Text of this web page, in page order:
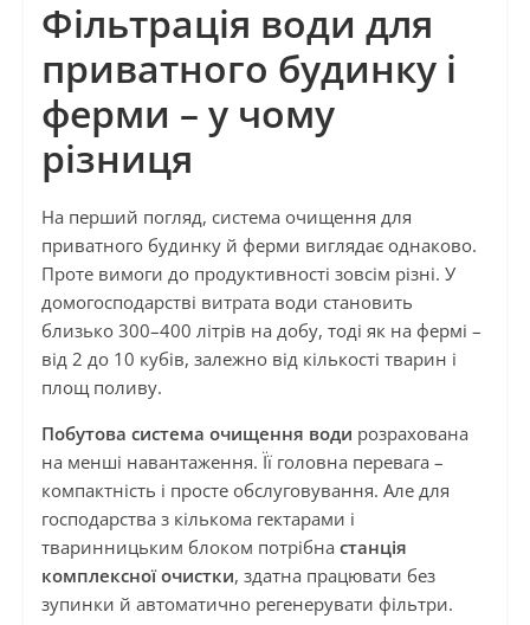
Фільтрація води для
приватного будинку і
ферми – у чому
різниця
На перший погляд, система очищення для
приватного будинку й ферми виглядає однаково.
Проте вимоги до продуктивності зовсім різні. У
домогосподарстві витрата води становить
близько 300–400 літрів на добу, тоді як на фермі –
від 2 до 10 кубів, залежно від кількості тварин і
площ поливу.
Побутова система очищення води розрахована
на менші навантаження. Її головна перевага –
компактність і просте обслуговування. Але для
господарства з кількома гектарами і
тваринницьким блоком потрібна станція
комплексної очистки, здатна працювати без
зупинки й автоматично регенерувати фільтри.